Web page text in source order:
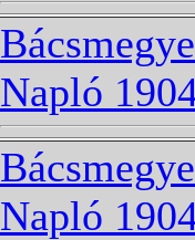
Napló
Napló